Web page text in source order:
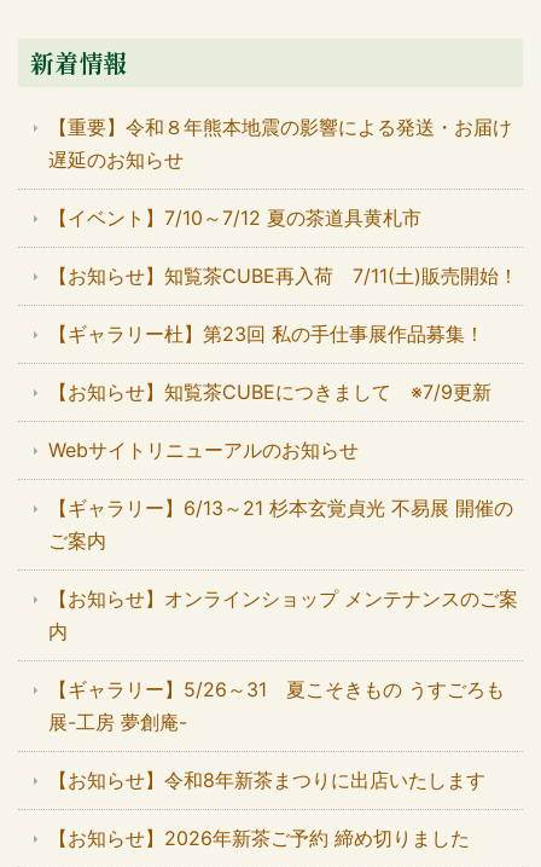
新着情報
【重要】令和８年熊本地震の影響による発送・お届け
遅延のお知らせ
【イベント】7/10～7/12 夏の茶道具黄札市
【お知らせ】知覧茶CUBE再入荷 7/11(土)販売開始！
【ギャラリー杜】第23回 私の手仕事展作品募集！
【お知らせ】知覧茶CUBEにつきまして ※7/9更新
Webサイトリニューアルのお知らせ
【ギャラリー】6/13～21 杉本玄覚貞光 不易展 開催の
ご案内
【お知らせ】オンラインショップ メンテナンスのご案
内
【ギャラリー】5/26～31 夏こそきもの うすごろも
展-工房 夢創庵-
【お知らせ】令和8年新茶まつりに出店いたします
【お知らせ】2026年新茶ご予約 締め切りました